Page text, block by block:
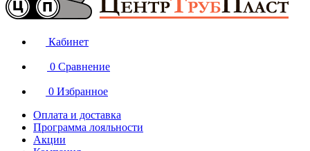
Кабинет
0 Сравнение
0 Избранное
Оплата и доставка
Программа лояльности
Акции